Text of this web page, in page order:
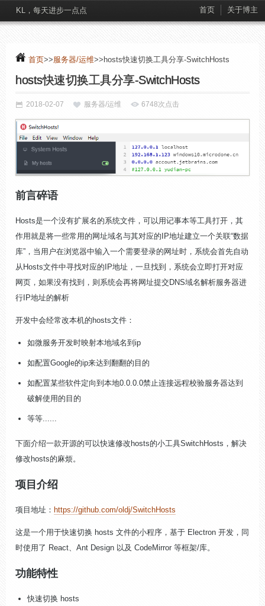
KL，每天进步一点点 首页 关于博主
首页>>服务器/运维>>hosts快速切换工具分享-SwitchHosts
hosts快速切换工具分享-SwitchHosts
2018-02-07 服务器/运维 6748次点击
前言碎语
Hosts是一个没有扩展名的系统文件，可以用记事本等工具打开，其
作用就是将一些常用的网址域名与其对应的IP地址建立一个关联“数据
库”，当用户在浏览器中输入一个需要登录的网址时，系统会首先自动
从Hosts文件中寻找对应的IP地址，一旦找到，系统会立即打开对应
网页，如果没有找到，则系统会再将网址提交DNS域名解析服务器进
行IP地址的解析
开发中会经常改本机的hosts文件：
如微服务开发时映射本地域名到ip
如配置Google的ip来达到翻翻的目的
如配置某些软件定向到本地0.0.0.0禁止连接远程校验服务器达到
破解使用的目的
等等......
下面介绍一款开源的可以快速修改hosts的小工具SwitchHosts，解决
修改hosts的麻烦。
项目介绍
项目地址： https://github.com/oldj/SwitchHosts
这是一个用于快速切换 hosts 文件的小程序，基于 Electron 开发，同
时使用了 React、Ant Design 以及 CodeMirror 等框架/库。
功能特性
快速切换 hosts